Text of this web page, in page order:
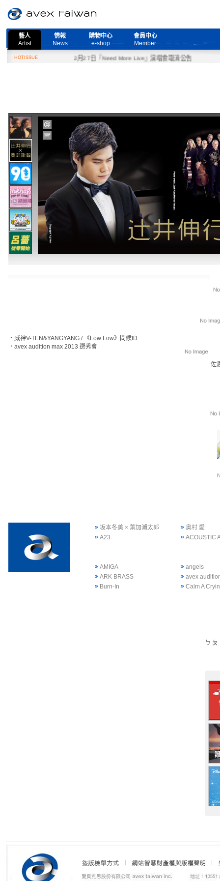
藝人
Artist
情報
News
購物中心
e-shop
會員中心
Member
HOTISSUE 2月27日『Need More Live』演唱會取消公告
‧ 威神V-TEN&YANGYANG / 《Low Low》問候ID
‧ avex audition max 2013 選秀會
佐
坂本冬美 × 葉加瀨太郎
奥村 愛
A23
ACOUSTIC
AMIGA
angels
ARK BRASS
avex
Burn-In
Calm A
ㄅ ㄆ